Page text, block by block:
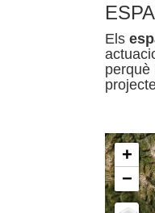
Els
perquè
+
−